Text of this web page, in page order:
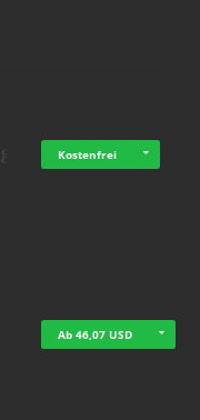
Kostenfrei
Ab 46,07 USD